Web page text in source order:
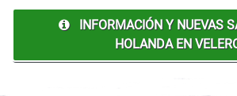
INFORMACIÓN Y NUEVAS
HOLANDA EN